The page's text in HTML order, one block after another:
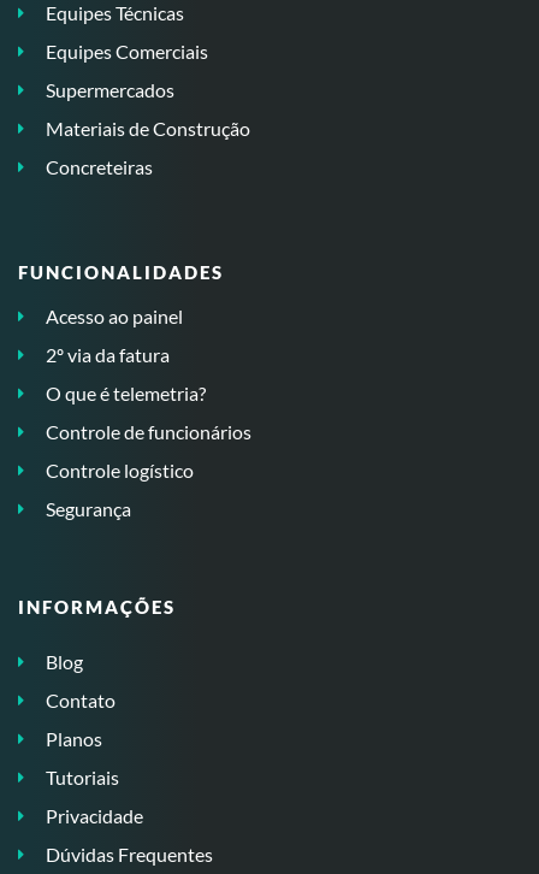
Equipes Técnicas
Equipes Comerciais
Supermercados
Materiais de Construção
Concreteiras
FUNCIONALIDADES
Acesso ao painel
2º via da fatura
O que é telemetria?
Controle de funcionários
Controle logístico
Segurança
INFORMAÇÕES
Blog
Contato
Planos
Tutoriais
Privacidade
Dúvidas Frequentes